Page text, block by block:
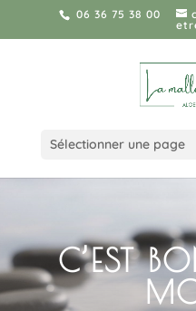
06 36 75 38 00
Sélectionner une page
C’EST